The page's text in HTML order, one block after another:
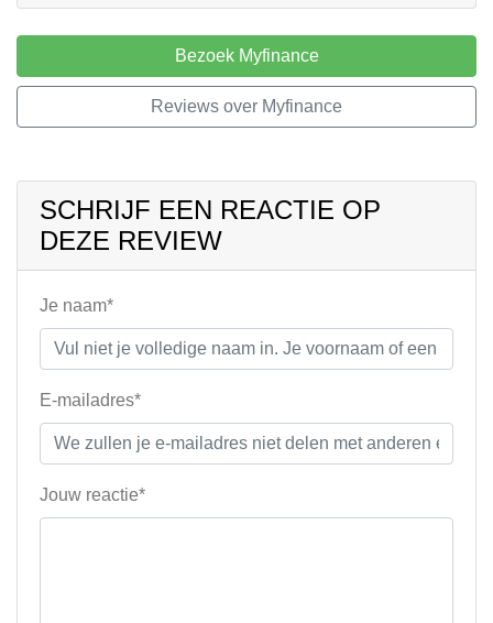
Bezoek Myfinance
Reviews over Myfinance
SCHRIJF EEN REACTIE OP
DEZE REVIEW
Je naam*
E-mailadres*
Jouw reactie*